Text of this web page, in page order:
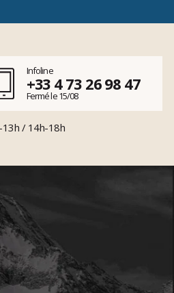
Infoline
+33 4 73 26 98 47
Fermé le 15/08
13h / 14h-18h